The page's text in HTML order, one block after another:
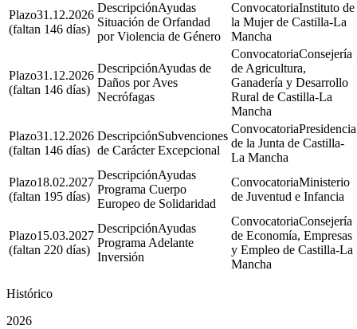
31.12.2026
(faltan 146 días)
Ayudas
Situación de Orfandad
por Violencia de Género
Instituto de
la Mujer de Castilla-La
Mancha
31.12.2026
(faltan 146 días)
Ayudas de
Daños por Aves
Necrófagas
Consejería
de Agricultura,
Ganadería y Desarrollo
Rural de Castilla-La
Mancha
31.12.2026
(faltan 146 días)
Subvenciones
de Carácter Excepcional
Presidencia
de la Junta de Castilla-
La Mancha
18.02.2027
(faltan 195 días)
Ayudas
Programa Cuerpo
Europeo de Solidaridad
Ministerio
de Juventud e Infancia
15.03.2027
(faltan 220 días)
Ayudas
Programa Adelante
Inversión
Consejería
de Economía, Empresas
y Empleo de Castilla-La
Mancha
Histórico
2026